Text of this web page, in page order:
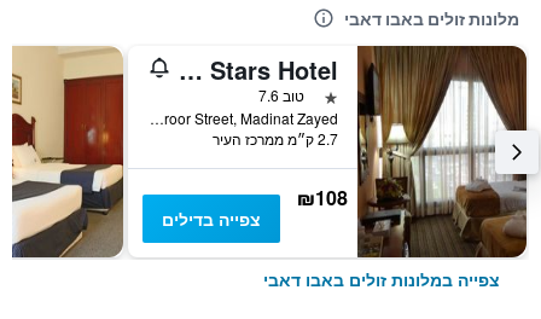
מלונות זולים באבו דאבי
Palette Top Stars Hotel
כוכב 1טוב 7.6
Muroor Street, Madinat Zayed, אבו דאבי, איחוד האמירויות הערביות
2.7 ק״מ ממרכז העיר
₪108
צפייה בדילים
צפייה במלונות זולים באבו דאבי